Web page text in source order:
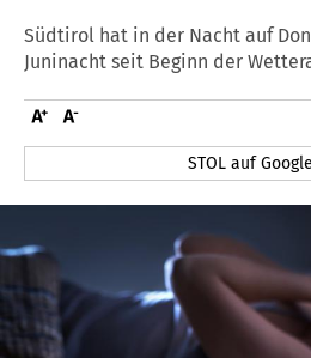
Südtirol hat in der Nacht auf
Juninacht seit Beginn der
STOL auf